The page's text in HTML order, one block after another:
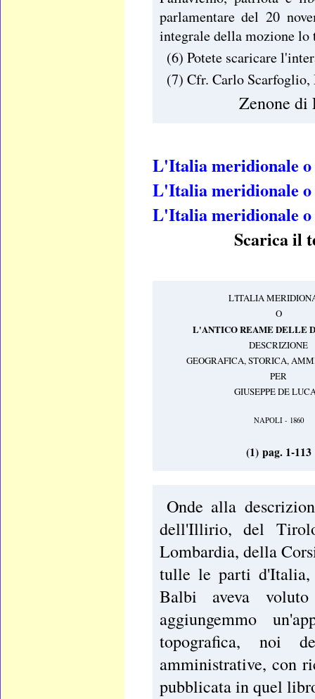
parlamentare del 20
integrale della mozione
(6) Potete scaricare
(7) Cfr. Carlo Scarfoglio,
Zenone di
L'Italia meridionale o
L'Italia meridionale o
L'Italia meridionale o
Scarica il
L'ITALIA
O
L'ANTICO REAME DELLE
DESCRIZIONE
GEOGRAFICA, STORICA,
PER
GIUSEPPE DE
NAPOLI - 1860
(1) pag. 1-113
Onde alla
dell'Illirio, del
Lombardia, della
tulle le parti d'Italia,
Balbi aveva
aggiungemmo
topografica, noi
amministrative, con
pubblicata in quel